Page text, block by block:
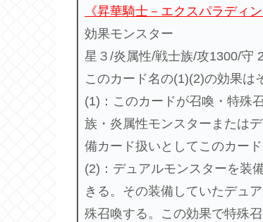
《昇華騎士－エクスパラディン
効果モンスター
星３/炎属性/戦士族/攻1300/守
このカード名の(1)(2)の効果は
(1)：このカードが召喚・特殊
族・炎属性モンスターまたは
備カード扱いとしてこのカード
(2)：デュアルモンスターを装
きる。その装備していたデュ
殊召喚する。この効果で特殊